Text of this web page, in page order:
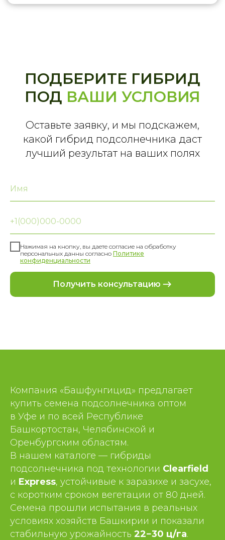
ПОДБЕРИТЕ ГИБРИД
ПОД ВАШИ УСЛОВИЯ
Оставьте заявку, и мы подскажем,
какой гибрид подсолнечника даст
лучший результат на ваших полях
Имя
+1(000)000-0000
Нажимая на кнопку, вы даете согласие на обработку
персональных данны согласно Политике
конфиденциальности
Получить консультацию
Компания «Башфунгицид» предлагает
купить семена подсолнечника оптом
в Уфе и по всей Республике
Башкортостан, Челябинской и
Оренбургским областям.
В нашем каталоге — гибриды
подсолнечника под технологии Clearfield
и Express, устойчивые к заразихе и засухе,
с коротким сроком вегетации от 80 дней.
Семена прошли испытания в реальных
условиях хозяйств Башкирии и показали
стабильную урожайность 22−30 ц/га.